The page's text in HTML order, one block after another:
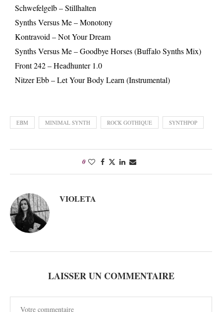
Schwefelgelb – Stillhalten
Synths Versus Me – Monotony
Kontravoid – Not Your Dream
Synths Versus Me – Goodbye Horses (Buffalo Synths Mix)
Front 242 – Headhunter 1.0
Nitzer Ebb – Let Your Body Learn (Instrumental)
EBM MINIMAL SYNTH ROCK GOTHIQUE SYNTHPOP
0
VIOLETA
LAISSER UN COMMENTAIRE